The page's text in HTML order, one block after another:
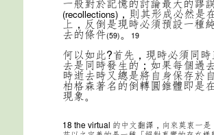
(recollections)，則其形成必然是
上，反倒是現時必須預設一種
去的條件(59)。 19
何以如此?首先，現時必須同
去是同時發生的；如果每個過
時逝去時又總是將自身保存於
柏格森著名的倒轉圓錐體即是
現象。
18 the virtual 的中文翻譯，向來莫衷一